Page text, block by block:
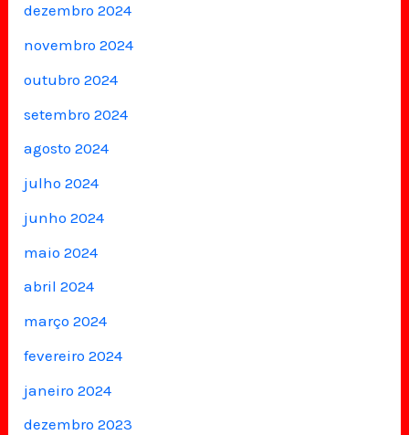
dezembro 2024
novembro 2024
outubro 2024
setembro 2024
agosto 2024
julho 2024
junho 2024
maio 2024
abril 2024
março 2024
fevereiro 2024
janeiro 2024
dezembro 2023